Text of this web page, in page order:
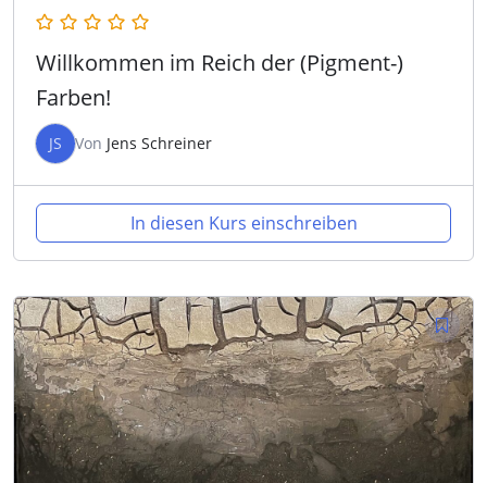
Willkommen im Reich der (Pigment-)
Farben!
JS Von Jens Schreiner
In diesen Kurs einschreiben